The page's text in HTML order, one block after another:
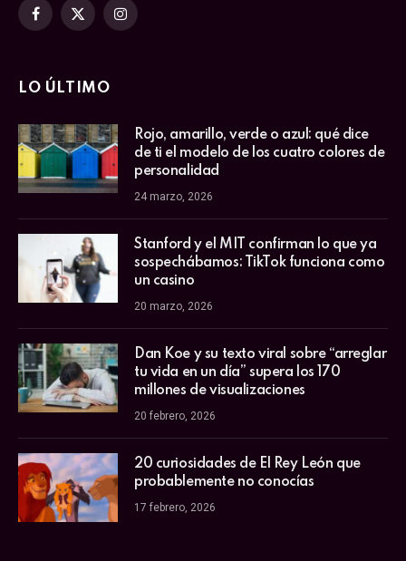
Facebook
X
Instagram
LO ÚLTIMO
Rojo, amarillo, verde o azul: qué dice
de ti el modelo de los cuatro colores de
personalidad
24 marzo, 2026
Stanford y el MIT confirman lo que ya
sospechábamos: TikTok funciona como
un casino
20 marzo, 2026
Dan Koe y su texto viral sobre “arreglar
tu vida en un día” supera los 170
millones de visualizaciones
20 febrero, 2026
20 curiosidades de El Rey León que
probablemente no conocías
17 febrero, 2026